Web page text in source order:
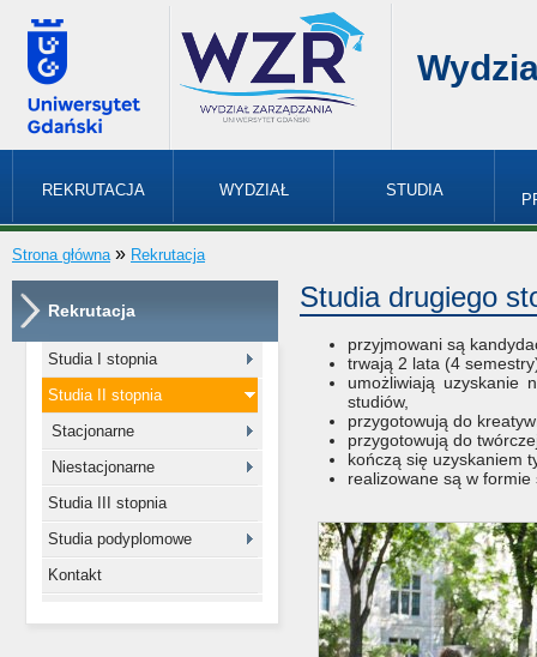
REKRUTACJA WYDZIAŁ STUDIA
Strona główna » Rekrutacja
Rekrutacja
Studia I stopnia
Studia II stopnia
Stacjonarne
Niestacjonarne
Studia III stopnia
Studia podyplomowe
Kontakt
Studia drugiego
przyjmowani są
trwają 2 lata (4
umożliwiają uzyskanie
studiów,
przygotowują do
przygotowują do
kończą się uzyskaniem
realizowane są w